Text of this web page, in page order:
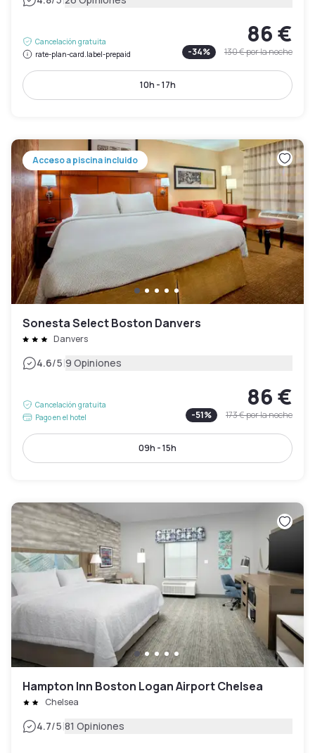
Cancelación gratuita
rate-plan-card.label-prepaid
86 €
-34% 130 €por la noche
10h - 17h
Acceso a piscina incluido
Sonesta Select Boston Danvers
Danvers
4.6/5|9 Opiniones
Cancelación gratuita
Pago en el hotel
86 €
-51% 173 €por la noche
09h - 15h
Hampton Inn Boston Logan Airport Chelsea
Chelsea
4.7/5|81 Opiniones